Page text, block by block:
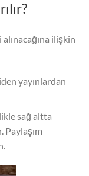
ilişkin
yayınlardan
sağ altta
Paylaşım